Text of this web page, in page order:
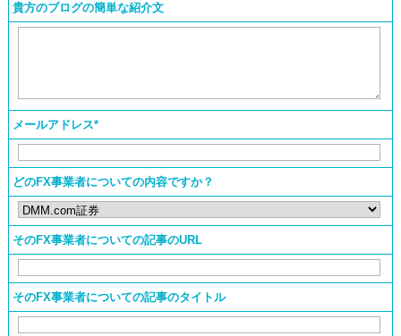
貴方のブログの簡単な紹介文
メールアドレス*
どのFX事業者についての内容ですか？
そのFX事業者についての記事のURL
そのFX事業者についての記事のタイトル